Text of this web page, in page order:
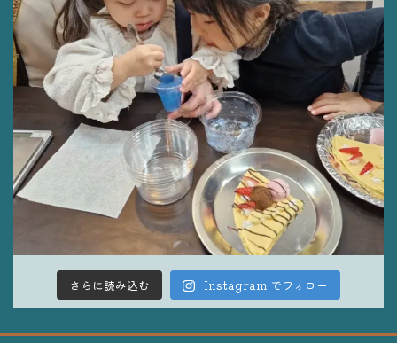
さらに読み込む Instagram でフォロー